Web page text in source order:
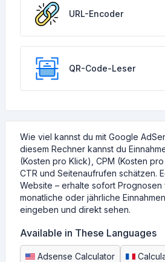
URL-Encoder
QR-Code-Leser
Wie viel kannst du mit Google
diesem Rechner kannst du
(Kosten pro Klick), CPM (Kosten pro
CTR und Seitenaufrufen schätzen.
Website – erhalte sofort Prognosen
monatliche oder jährliche
eingeben und direkt sehen.
Available in These Languages
Adsense Calculator